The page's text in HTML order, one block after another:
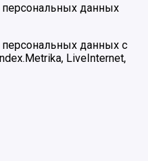
персональных данных
персональных данных с
LiveInternet,